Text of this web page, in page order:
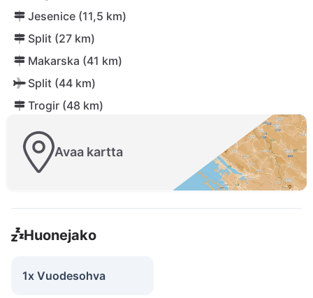
Jesenice (11,5 km)
Split (27 km)
Makarska (41 km)
Split (44 km)
Trogir (48 km)
Avaa kartta
Huonejako
1x Vuodesohva